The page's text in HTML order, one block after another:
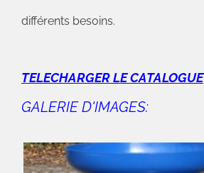
différents besoins.
TELECHARGER LE CATALOGUE
GALERIE D'IMAGES: